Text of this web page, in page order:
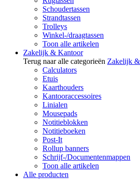
Schoudertassen
Strandtassen
Trolleys
Winkel-/draagtassen
Toon alle artikelen
Zakelijk & Kantoor
Terug naar alle categorieën Zakelijk
Calculators
Etuis
Kaarthouders
Kantooraccessoires
Linialen
Mousepads
Notitieblokken
Notitieboeken
Post-It
Rollup banners
Schrijf-/Documentenmappen
Toon alle artikelen
Alle producten